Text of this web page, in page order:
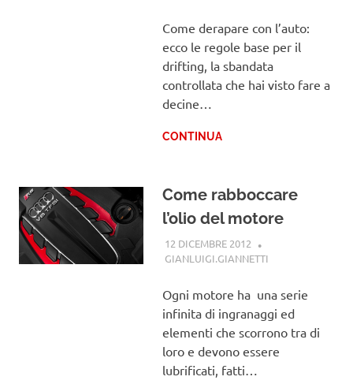
Come derapare con l’auto:
ecco le regole base per il
drifting, la sbandata
controllata che hai visto fare a
decine…
CONTINUA
Come rabboccare
l’olio del motore
12 DICEMBRE 2012
GIANLUIGI.GIANNETTI
Ogni motore ha una serie
infinita di ingranaggi ed
elementi che scorrono tra di
loro e devono essere
lubrificati, fatti…